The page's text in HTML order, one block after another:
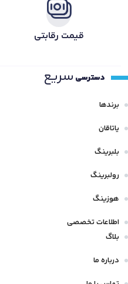
قیمت رقابتی
دسترسی سریع
برندها
یاتاقان
بلبرینگ
رولبرینگ
هوزینگ
اطلاعات تخصصی
بلاگ
درباره ما